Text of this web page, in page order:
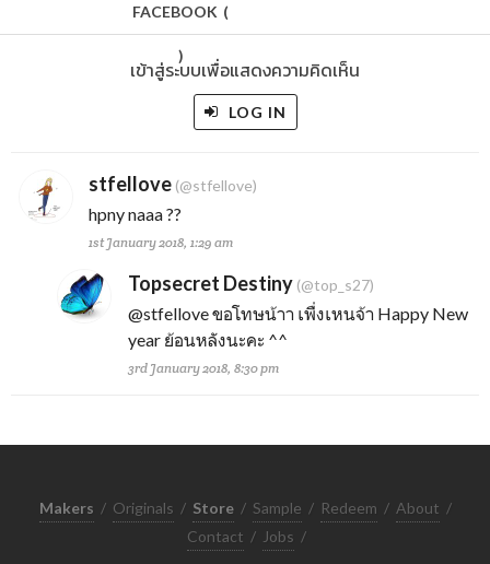
FACEBOOK (
)
เข้าสู่ระบบเพื่อแสดงความคิดเห็น
LOG IN
stfellove (@stfellove)
hpny naaa ??
1st January 2018, 1:29 am
Topsecret Destiny(@top_s27)
@stfelloveขอโทษน้าา เพื่งเหนจ้า Happy New
year ย้อนหลังนะคะ ^^
3rd January 2018, 8:30 pm
Makers / Originals / Store / Sample / Redeem / About /
Contact / Jobs /